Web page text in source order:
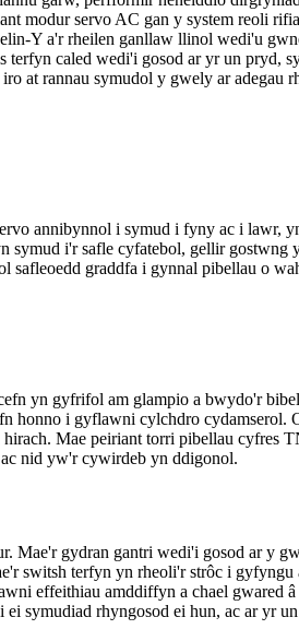
modur servo AC gan y system reoli
Y a'r rheilen ganllaw llinol wedi'u
caled wedi'i gosod ar yr un pryd,
at rannau symudol y gwely ar adegau
annibynnol i symud i fyny ac i lawr,
i'r safle cyfatebol, gellir gostwng
safleoedd graddfa i gynnal pibellau o
yn gyfrifol am glampio a bwydo'r
honno i gyflawni cylchdro cydamserol.
Mae peiriant torri pibellau cyfres
nid yw'r cywirdeb yn ddigonol.
Mae'r gydran gantri wedi'i gosod ar y
switsh terfyn yn rheoli'r strôc i gyfyngu
effeithiau amddiffyn a chael gwared
symudiad rhyngosod ei hun, ac ar yr